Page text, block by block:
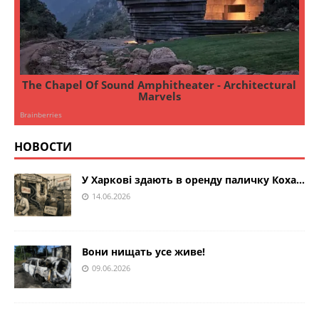
НОВОСТИ
У Харкові здають в оренду паличку Коха…
14.06.2026
Вони нищать усе живе!
09.06.2026